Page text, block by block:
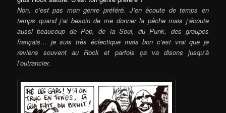
Non, c’est pas mon genre préféré. J’en écoute de temps en
temps quand j’ai besoin de me donner la pêche mais j’écoute
aussi beaucoup de Pop, de la Soul, du Punk, des groupes
français… je suis très éclectique mais bon c’est vrai que je
reviens souvent au Rock et parfois ça va disons jusqu’à
l’outrancier.